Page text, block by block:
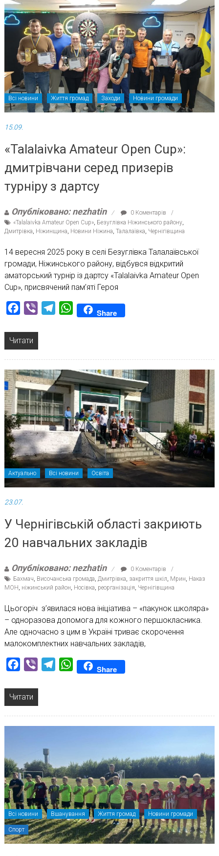
Всі новини Життя громад Заходи Новини громади
15.09.
«Talalaivka Amateur Open Cup»:
дмитрівчани серед призерів
турніру з дартсу
Опубліковано: nezhatin
0 Коментарів
«Talalaivka Amateur Open Cup», Безуглівка Ніжинського району,
Дмитрівка, Ніжинщина, Новини Ніжина, Талалаївка, Чернігівщина
14 вересня 2025 року в селі Безуглівка Талалаївської
громади, Ніжинського району, відбувся відкритий
аматорський турнір із дартсу «Talalaivka Amateur Open
Cup», присвячений пам’яті Героя
Facebook
Viber TelegramWhatsAppShare
Читати
Актуально Всі новини Освіта
23.07.
У Чернігівській області закриють
20 навчальних закладів
Опубліковано: nezhatin
0 Коментарів
Бахмач, Височанська громада, Дмитрівка, закриття шкіл, Мрин, Наказ
МОН, ніжинський район, Носівка, реорганізація, Чернігівщина
Цьогоріч з’явилася нова ініціатива – «пакунок школяра»
– одноразова допомога для кожного першокласника.
Але одночасно з цим в Україні триває скорочення
малокомплектних навчальних закладів,
Facebook
Viber TelegramWhatsAppShare
Читати
Всі новини Вшанування Життя громад Новини громади
Спорт